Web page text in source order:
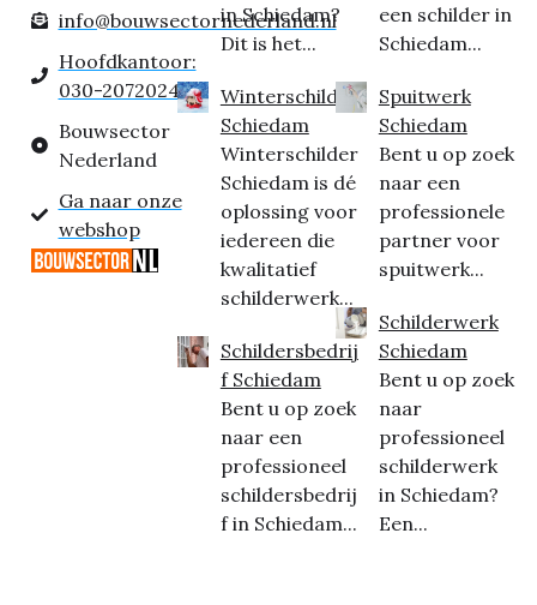
info@bouwsectornederland.nl
Hoofdkantoor:
030-2072024
Bouwsector
Nederland
Ga naar onze
webshop
in Schiedam?
Dit is het...
Winterschilder
Schiedam
Winterschilder
Schiedam is dé
oplossing voor
iedereen die
kwalitatief
schilderwerk...
Schildersbedrij
f Schiedam
Bent u op zoek
naar een
professioneel
schildersbedrij
f in Schiedam...
een schilder in
Schiedam...
Spuitwerk
Schiedam
Bent u op zoek
naar een
professionele
partner voor
spuitwerk...
Schilderwerk
Schiedam
Bent u op zoek
naar
professioneel
schilderwerk
in Schiedam?
Een...